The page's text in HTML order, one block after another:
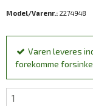
Model/Varenr.: 2274948
Varen leveres
forekomme